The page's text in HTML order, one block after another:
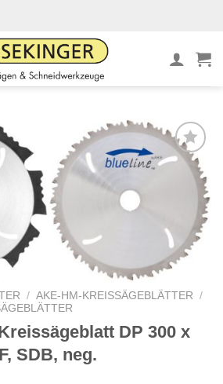
hinzufügen
/ AKE-HM-KREISSÄGEBLÄTTER
/
DP 300 x
SDB, neg.